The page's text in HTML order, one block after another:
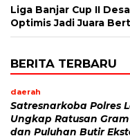
Liga Banjar Cup II
Optimis Jadi Juara
BERITA TERBARU
daerah
Satresnarkoba Polres
Ungkap Ratusan
dan Puluhan Butir